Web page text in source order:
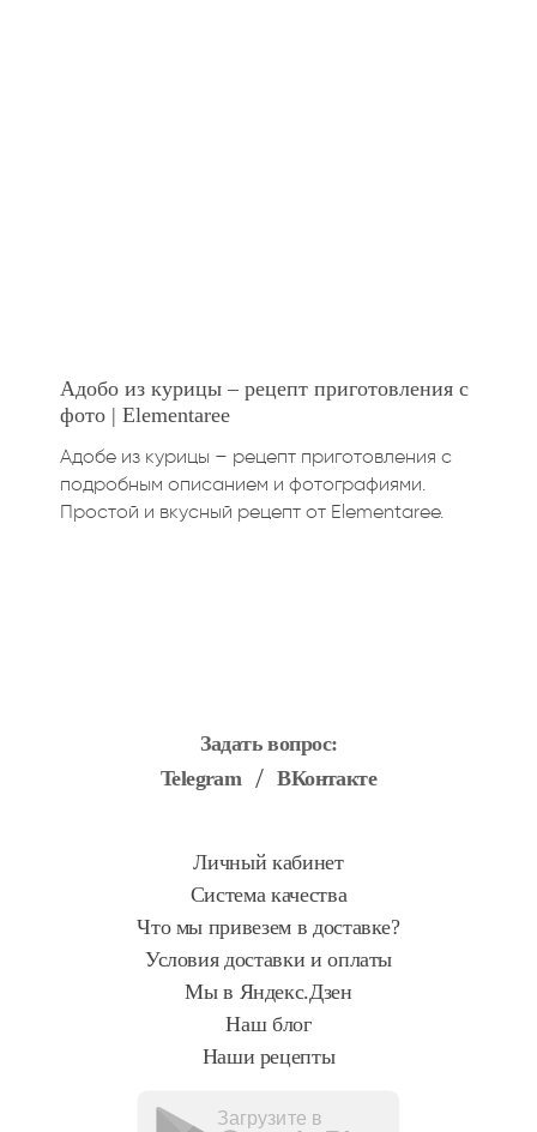
Адобо из курицы – рецепт приготовления с
фото | Elementaree
Адобе из курицы – рецепт приготовления с
подробным описанием и фотографиями.
Простой и вкусный рецепт от Elementaree.
Задать вопрос:
Telegram
ВКонтакте
Личный кабинет
Система качества
Что мы привезем в доставке?
Условия доставки и оплаты
Мы в Яндекс.Дзен
Наш блог
Наши рецепты